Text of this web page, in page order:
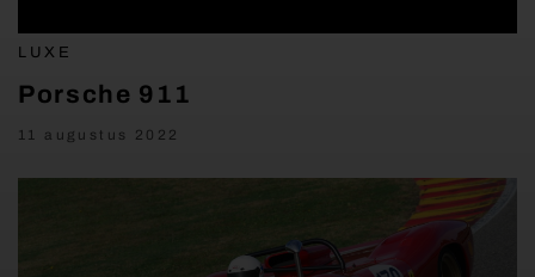
LUXE
Porsche 911
11 augustus 2022